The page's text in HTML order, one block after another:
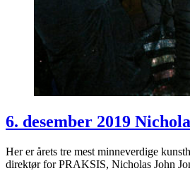
6. desember 2019
Her er årets tre mest minneverdige
direktør for PRAKSIS, Nicholas John